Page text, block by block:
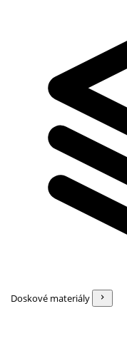
Doskové materiály